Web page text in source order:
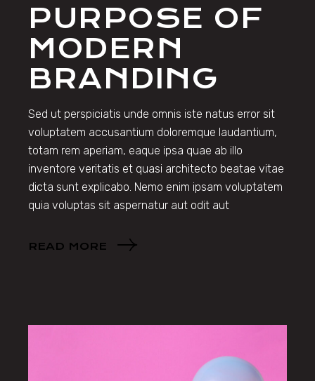
PURPOSE OF
MODERN
BRANDING
Sed ut perspiciatis unde omnis iste natus error sit
voluptatem accusantium doloremque laudantium,
totam rem aperiam, eaque ipsa quae ab illo
inventore veritatis et quasi architecto beatae vitae
dicta sunt explicabo. Nemo enim ipsam voluptatem
quia voluptas sit aspernatur aut odit aut
READ MORE